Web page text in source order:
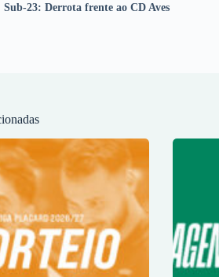
Sub-23: Derrota frente ao CD Aves